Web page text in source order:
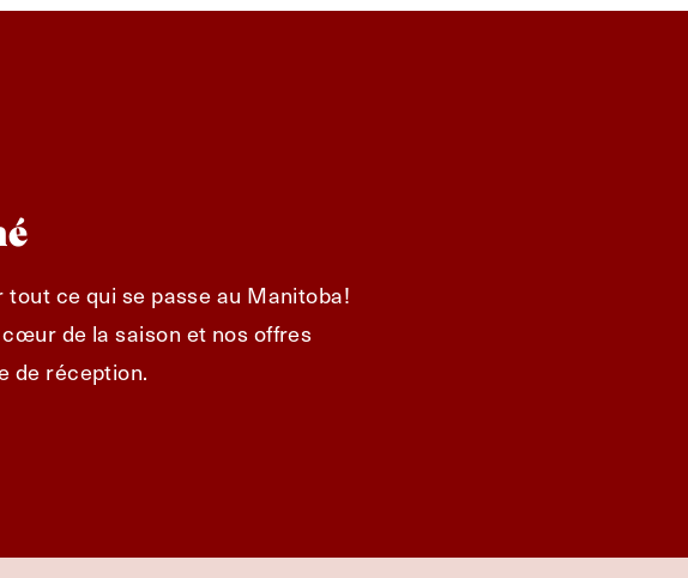
ce qui se passe au Manitoba!
de la saison et nos offres
de réception.